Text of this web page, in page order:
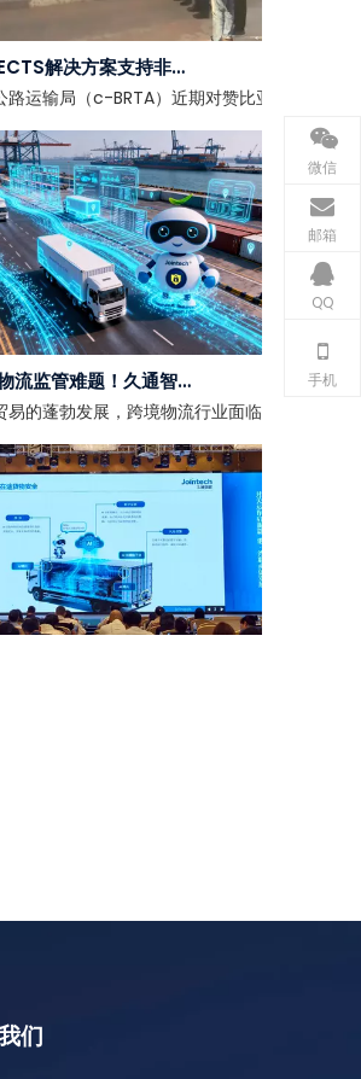
路运输局（c-BRTA）近期对赞比亚、刚果和
易的蓬勃发展，跨境物流行业面临的海关监
微信
邮箱
QQ
手机
们